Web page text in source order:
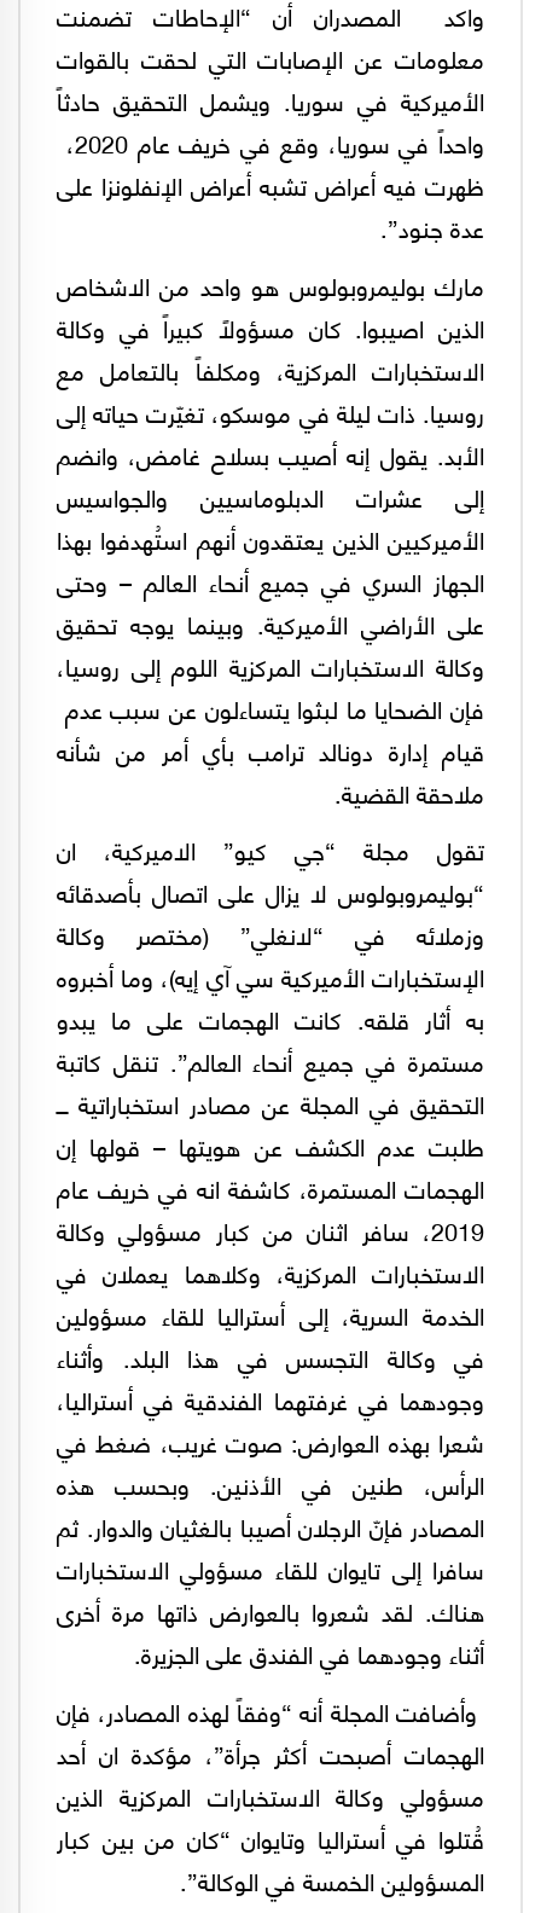
واكد المصدران أن “الإحاطات تضمنت
معلومات عن الإصابات التي لحقت بالقوات
الأميركية في سوريا. ويشمل التحقيق حادثاً
واحداً في سوريا، وقع في خريف عام 2020،
ظهرت فيه أعراض تشبه أعراض الإنفلونزا على
عدة جنود”.
مارك بوليمروبولوس هو واحد من الاشخاص
الذين اصيبوا. كان مسؤولاً كبيراً في وكالة
الاستخبارات المركزية، ومكلفاً بالتعامل مع
روسيا. ذات ليلة في موسكو، تغيّرت حياته إلى
الأبد. يقول إنه أصيب بسلاح غامض، وانضم
إلى عشرات الدبلوماسيين والجواسيس
الأميركيين الذين يعتقدون أنهم استُهدفوا بهذا
الجهاز السري في جميع أنحاء العالم – وحتى
على الأراضي الأميركية. وبينما يوجه تحقيق
وكالة الاستخبارات المركزية اللوم إلى روسيا،
فإن الضحايا ما لبثوا يتساءلون عن سبب عدم
قيام إدارة دونالد ترامب بأي أمر من شأنه
ملاحقة القضية.
تقول مجلة “جي كيو” الاميركية، ان
“بوليمروبولوس لا يزال على اتصال بأصدقائه
وزملائه في “لانغلي” (مختصر وكالة
الإستخبارات الأميركية سي آي إيه)، وما أخبروه
به أثار قلقه. كانت الهجمات على ما يبدو
مستمرة في جميع أنحاء العالم”. تنقل كاتبة
التحقيق في المجلة عن مصادر استخباراتية ـــ
طلبت عدم الكشف عن هويتها – قولها إن
الهجمات المستمرة، كاشفة انه في خريف عام
2019، سافر اثنان من كبار مسؤولي وكالة
الاستخبارات المركزية، وكلاهما يعملان في
الخدمة السرية، إلى أستراليا للقاء مسؤولين
في وكالة التجسس في هذا البلد. وأثناء
وجودهما في غرفتهما الفندقية في أستراليا،
شعرا بهذه العوارض: صوت غريب، ضغط في
الرأس، طنين في الأذنين. وبحسب هذه
المصادر فإنّ الرجلان أصيبا بالغثيان والدوار. ثم
سافرا إلى تايوان للقاء مسؤولي الاستخبارات
هناك. لقد شعروا بالعوارض ذاتها مرة أخرى
أثناء وجودهما في الفندق على الجزيرة.
وأضافت المجلة أنه “وفقاً لهذه المصادر، فإن
الهجمات أصبحت أكثر جرأة”، مؤكدة ان أحد
مسؤولي وكالة الاستخبارات المركزية الذين
قُتلوا في أستراليا وتايوان “كان من بين كبار
المسؤولين الخمسة في الوكالة”.